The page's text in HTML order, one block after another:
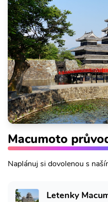
Macumoto
Naplánuj si dovolenou s
Letenky